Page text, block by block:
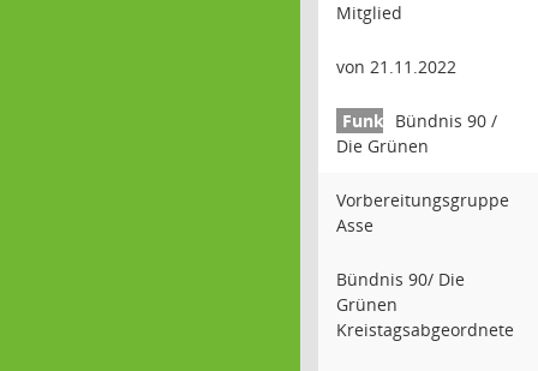
Mitglied
von 21.11.2022
Bündnis 90 /
Die Grünen
Vorbereitungsgruppe
Asse
Bündnis 90/ Die
Grünen
Kreistagsabgeordnete